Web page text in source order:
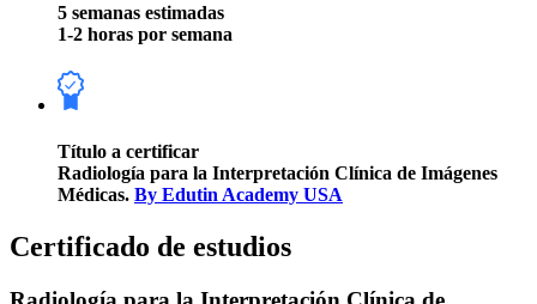
5 semanas estimadas
1-2 horas por semana
Título a certificar
Radiología para la Interpretación Clínica de Imágenes
Médicas. By Edutin Academy USA
Certificado de estudios